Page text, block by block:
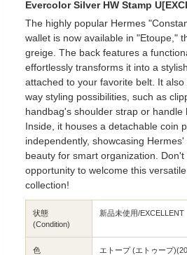
Evercolor Silver HW Stamp
The highly popular Hermes
wallet is now available in "Etoupe,"
greige. The back features a
effortlessly transforms it into a
attached to your favorite belt. It
way styling possibilities, such as
handbag's shoulder strap or handle
Inside, it houses a detachable coin
independently, showcasing
beauty for smart organization.
opportunity to welcome this
collection!
状態
(Condition)
新品未使用/EXCELLENT
色
エトープ (エトゥープ